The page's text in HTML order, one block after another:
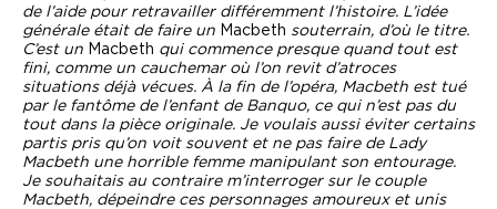
de l’aide pour retravailler différemment l’histoire. L’idée
générale était de faire un Macbeth souterrain, d’où le titre.
C’est un Macbeth qui commence presque quand tout est
fini, comme un cauchemar où l’on revit d’atroces
situations déjà vécues. À la fin de l’opéra, Macbeth est tué
par le fantôme de l’enfant de Banquo, ce qui n’est pas du
tout dans la pièce originale. Je voulais aussi éviter certains
partis pris qu’on voit souvent et ne pas faire de Lady
Macbeth une horrible femme manipulant son entourage.
Je souhaitais au contraire m’interroger sur le couple
Macbeth, dépeindre ces personnages amoureux et unis